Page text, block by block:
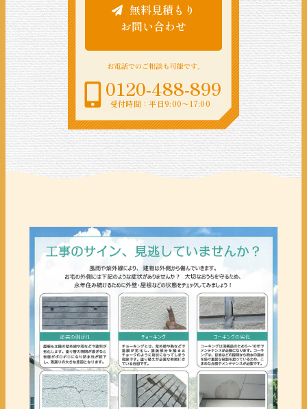
無料見積もり
お問い合わせ
0120-488-899
受付時間：平日9:00〜17:00